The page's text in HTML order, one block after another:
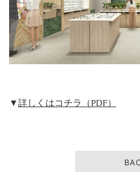
▼詳しくはコチラ（PDF）